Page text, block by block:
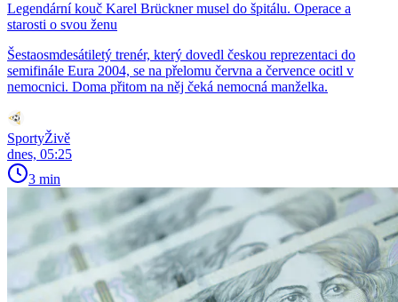
Legendární kouč Karel Brückner musel do špitálu. Operace a
starosti o svou ženu
Šestaosmdesátiletý trenér, který dovedl českou reprezentaci do
semifinále Eura 2004, se na přelomu června a července ocitl v
nemocnici. Doma přitom na něj čeká nemocná manželka.
SportyŽivě
dnes, 05:25
3 min